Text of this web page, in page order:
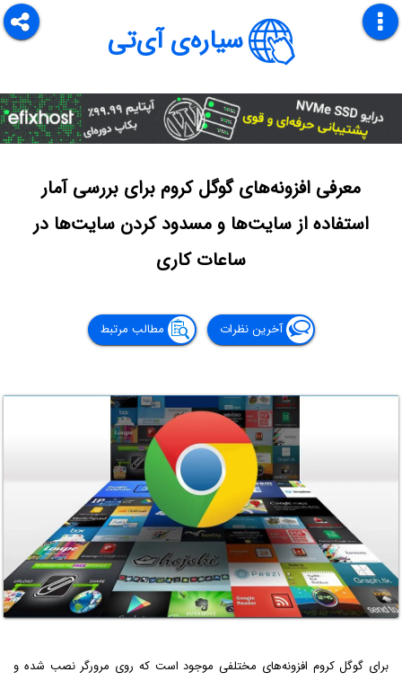
سیاره‌ی آی‌تی
معرفی افزونه‌های گوگل کروم برای بررسی آمار
استفاده از سایت‌ها و مسدود کردن سایت‌ها در
ساعات کاری
آخرین نظرات مطالب مرتبط
برای گوگل کروم افزونه‌های مختلفی موجود است که روی مرورگر نصب شده و